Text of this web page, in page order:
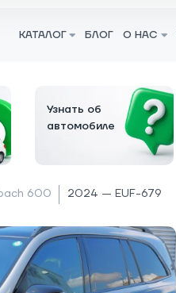
КАТАЛОГ БЛОГ О НАС
Узнать об
автомобиле
600 2024 — EUF-679